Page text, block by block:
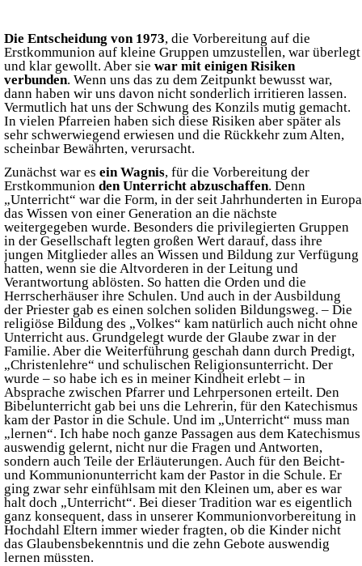
Die Entscheidung von 1973, die Vorbereitung auf die
Erstkommunion auf kleine Gruppen umzustellen, war überlegt
und klar gewollt. Aber sie war mit einigen Risiken
verbunden. Wenn uns das zu dem Zeitpunkt bewusst war,
dann haben wir uns davon nicht sonderlich irritieren lassen.
Vermutlich hat uns der Schwung des Konzils mutig gemacht.
In vielen Pfarreien haben sich diese Risiken aber später als
sehr schwerwiegend erwiesen und die Rückkehr zum Alten,
scheinbar Bewährten, verursacht.
Zunächst war es ein Wagnis, für die Vorbereitung der
Erstkommunion den Unterricht abzuschaffen. Denn
„Unterricht“ war die Form, in der seit Jahrhunderten in Europa
das Wissen von einer Generation an die nächste
weitergegeben wurde. Besonders die privilegierten Gruppen
in der Gesellschaft legten großen Wert darauf, dass ihre
jungen Mitglieder alles an Wissen und Bildung zur Verfügung
hatten, wenn sie die Altvorderen in der Leitung und
Verantwortung ablösten. So hatten die Orden und die
Herrscherhäuser ihre Schulen. Und auch in der Ausbildung
der Priester gab es einen solchen soliden Bildungsweg. – Die
religiöse Bildung des „Volkes“ kam natürlich auch nicht ohne
Unterricht aus. Grundgelegt wurde der Glaube zwar in der
Familie. Aber die Weiterführung geschah dann durch Predigt,
„Christenlehre“ und schulischen Religionsunterricht. Der
wurde – so habe ich es in meiner Kindheit erlebt – in
Absprache zwischen Pfarrer und Lehrpersonen erteilt. Den
Bibelunterricht gab bei uns die Lehrerin, für den Katechismus
kam der Pastor in die Schule. Und im „Unterricht“ muss man
„lernen“. Ich habe noch ganze Passagen aus dem Katechismus
auswendig gelernt, nicht nur die Fragen und Antworten,
sondern auch Teile der Erläuterungen. Auch für den Beicht-
und Kommunionunterricht kam der Pastor in die Schule. Er
ging zwar sehr einfühlsam mit den Kleinen um, aber es war
halt doch „Unterricht“. Bei dieser Tradition war es eigentlich
ganz konsequent, dass in unserer Kommunionvorbereitung in
Hochdahl Eltern immer wieder fragten, ob die Kinder nicht
das Glaubensbekenntnis und die zehn Gebote auswendig
lernen müssten.